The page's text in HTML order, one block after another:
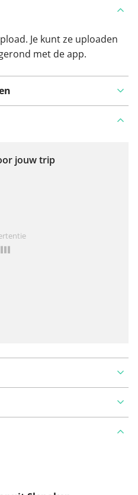
Je kunt ze uploaden
met de app.
jouw trip